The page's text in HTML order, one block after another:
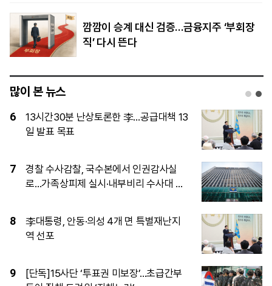
깜깜이 승계 대신 검증…금융지주 ‘부회장
직’ 다시 뜬다
많이 본 뉴스
1 AI 덕에, 진격의 양안 수출 완전히 기염
2
CXMT 이어 로봇 기업 유니트리도 IPO
기염
3
NH투자·키움증권, 포스코홀딩스와 PRS
계약 체결…각각 포스코인터내셔널 주식
4 의정부시의회, 재정감시 ‘시동’